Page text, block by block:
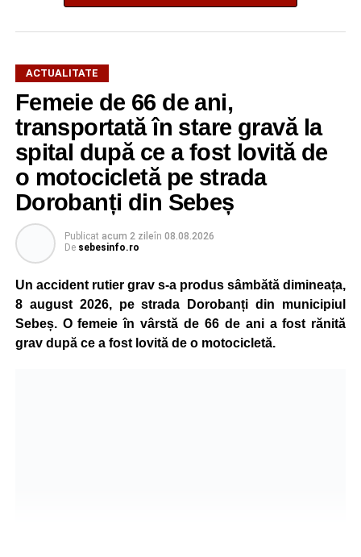
animalul în siguranță. Cățelul a fost scos teafăr și
nevătămat, spre bucuria celor care au asistat la
Pentru pompierii din Sebeș, fiecare misiune este
importantă, indiferent dacă este vorba despre salvarea
unei persoane sau a unui animal.
„Pentru noi, fiecare viață contează!”, au transmis
reprezentanții ISU Alba.
Adaugă-ne ca sursă preferată
Urmărește-ne pe Google News
Ultimele știri din Sebeș
ACTUALITATE
Femeie de 66 de ani,
transportată în stare gravă la
spital după ce a fost lovită de
o motocicletă pe strada
Dorobanți din Sebeș
Publicat acum 2 zileîn 08.08.2026
De sebesinfo.ro
Un accident rutier grav s-a produs sâmbătă dimineața,
8 august 2026, pe strada Dorobanți din municipiul
Sebeș. O femeie în vârstă de 66 de ani a fost rănită
grav după ce a fost lovită de o motocicletă.